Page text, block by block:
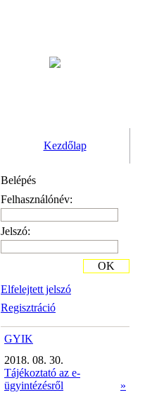
Kezdőlap
Belépés
Felhasználónév:
Jelszó:
Elfelejtett jelszó
Regisztráció
OK
GYIK
2018. 08. 30.
Tájékoztató az e-
ügyintézésről
»